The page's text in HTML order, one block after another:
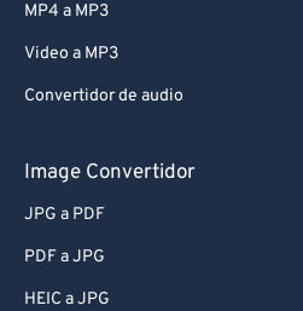
MP4 a MP3
Video a MP3
Convertidor de audio
Image Convertidor
JPG a PDF
PDF a JPG
HEIC a JPG